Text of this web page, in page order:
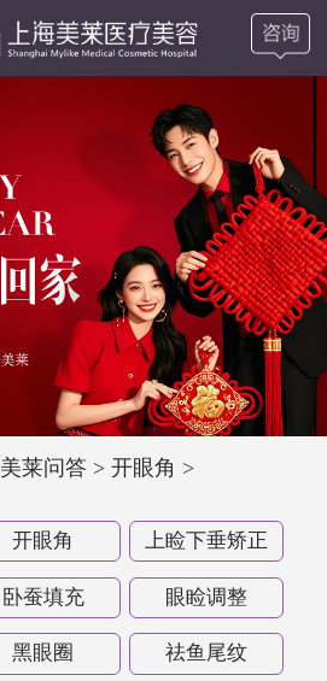
美莱问答 >开眼角 >
开眼角 上睑下垂矫正
卧蚕填充 眼睑调整
黑眼圈 祛鱼尾纹